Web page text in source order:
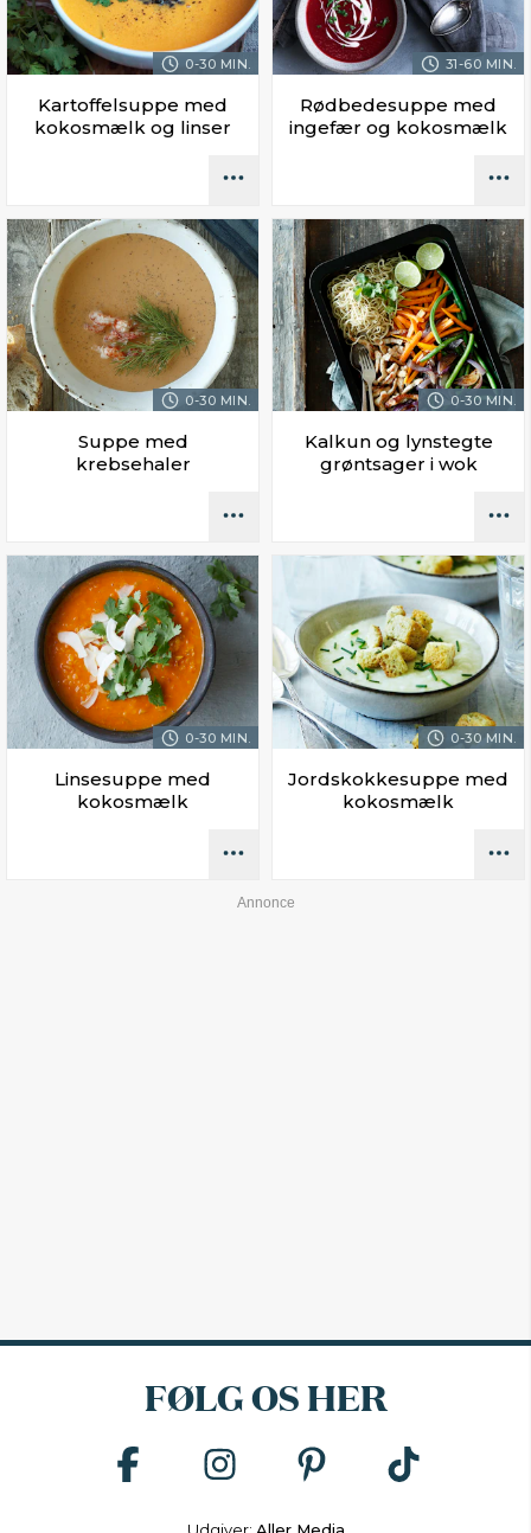
0-30 MIN.
Kartoffelsuppe med
kokosmælk og linser
31-60 MIN.
Rødbedesuppe med
ingefær og kokosmælk
0-30 MIN.
Suppe med
krebsehaler
0-30 MIN.
Kalkun og lynstegte
grøntsager i wok
0-30 MIN.
Linsesuppe med
kokosmælk
0-30 MIN.
Jordskokkesuppe med
kokosmælk
FØLG OS HER
Udgiver: Aller Media